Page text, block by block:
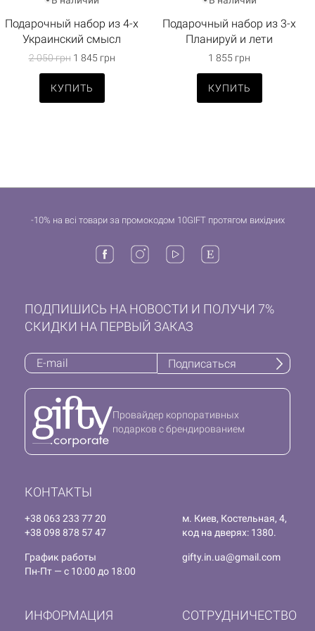
Подарочный набор из 4-х
Украинский смысл
2 050 грн1 845 грн
КУПИТЬ
Подарочный набор из 3-х
Планируй и лети
1 855 грн
КУПИТЬ
-10% на всі товари за промокодом 10GIFT протягом вихідних
КОНТАКТЫ
+38 063 233 77 20
+38 098 878 57 47
м. Киев, Костельная, 4,
код на дверях: 1380.
График работы
Пн-Пт — с 10:00 до 18:00
gifty.in.ua@gmail.com
СОТРУДНИЧЕСТВО
ИНФОРМАЦИЯ
ПОДПИШИСЬ НА НОВОСТИ И ПОЛУЧИ 7%
СКИДКИ НА ПЕРВЫЙ ЗАКАЗ
Подписаться
Провайдер корпоративных
подарков с брендированием